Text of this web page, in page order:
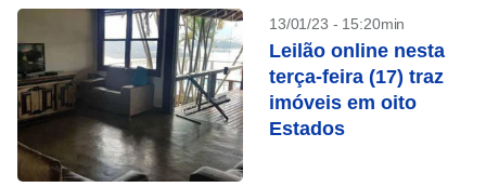
13/01/23 - 15:20min
Leilão online nesta
terça-feira (17) traz
imóveis em oito
Estados